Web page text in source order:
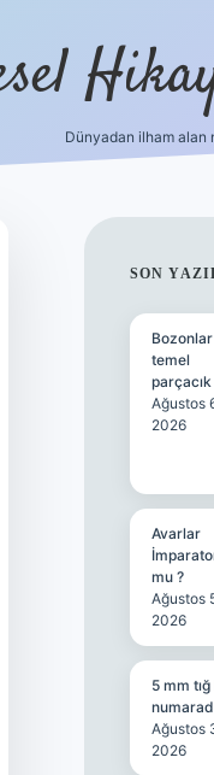
Dünyadan ilham alan
SON
Bozonlar
temel
parçacık
Ağustos
2026
Avarlar
mu ?
Ağustos
2026
5 mm
Ağustos
2026